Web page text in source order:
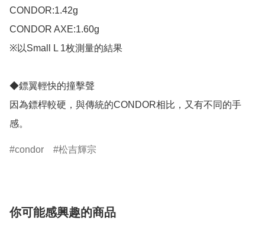
CONDOR:1.42g
CONDOR AXE:1.60g
※以Small L 1枚測量的結果
◆鏢翼輕快的撞擊聲
因為鏢桿較硬，與傳統的CONDOR相比，又有不同的手
condor 松吉輝宗
你可能感興趣的商品